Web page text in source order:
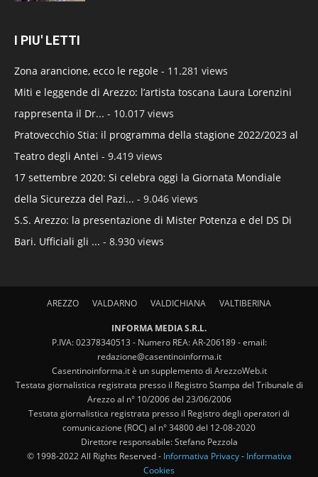
I PIU' LETTI
Zona arancione, ecco le regole - 11.281 views
Miti e leggende di Arezzo: l’artista toscana Laura Lorenzini
rappresenta il Dr... - 10.017 views
Pratovecchio Stia: il programma della stagione 2022/2023 al
Teatro degli Antei - 9.419 views
17 settembre 2020: Si celebra oggi la Giornata Mondiale
della Sicurezza del Pazi... - 9.046 views
S.S. Arezzo: la presentazione di Mister Potenza e del DS Di
Bari. Ufficiali gli ... - 8.930 views
AREZZO VALDARNO VALDICHIANA VALTIBERINA
INFORMA MEDIA S.R.L.
P.IVA: 02378340513 - Numero REA: AR-206189 - email:
redazione@casentinoinforma.it
Casentinoinforma.it è un supplemento di ArezzoWeb.it
Testata giornalistica registrata presso il Registro Stampa del Tribunale di
Arezzo al n° 10/2006 del 23/06/2006
Testata giornalistica registrata presso il Registro degli operatori di
comunicazione (ROC) al n° 34800 del 12-08-2020
Direttore responsabile: Stefano Pezzola
© 1998-2022 All Rights Reserved - Informativa Privacy- Informativa
Cookies